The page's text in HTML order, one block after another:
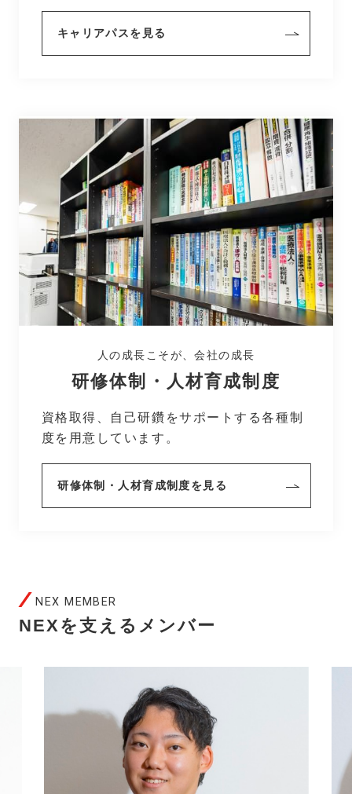
キャリアパスを見る
研修体制・人材育成制度
人の成長こそが、会社の成長
資格取得、自己研鑽をサポートする各種制
度を用意しています。
研修体制・人材育成制度を見る
NEXを支えるメンバー
NEX MEMBER